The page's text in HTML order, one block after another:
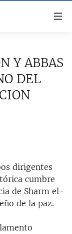
DE EEUU
Y ABBAS
DEL
dirigentes
cumbre
de Sharm el-
de la paz.